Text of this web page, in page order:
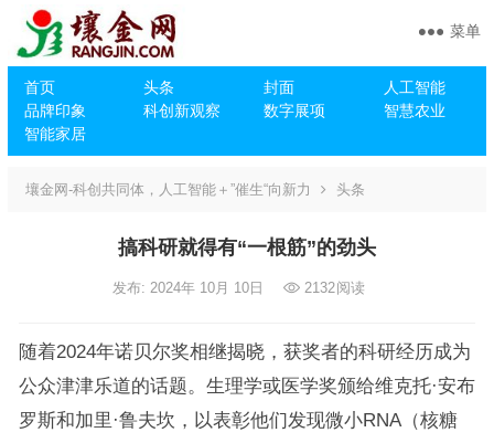
首页 头条 封面
人工智能
品牌印象
科创新观察 数字展项
智慧农业
智能家居
菜单
壤金网-科创共同体，人工智能＋”催生“向新力 头条
搞科研就得有“一根筋”的劲头
发布: 2024年 10月 10日 2132阅读
随着2024年诺贝尔奖相继揭晓，获奖者的科研经历成为
公众津津乐道的话题。生理学或医学奖颁给维克托·安布
罗斯和加里·鲁夫坎，以表彰他们发现微小RNA（核糖